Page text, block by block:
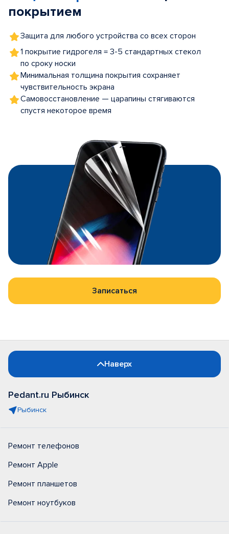
покрытием
Защита для любого устройства со всех сторон
1 покрытие гидрогеля = 3-5 стандартных стекол
по сроку носки
Минимальная толщина покрытия сохраняет
чувствительность экрана
Самовосстановление — царапины стягиваются
спустя некоторое время
Записаться
Наверх
Pedant.ru Рыбинск
Рыбинск
Ремонт телефонов
Ремонт Apple
Ремонт планшетов
Ремонт ноутбуков